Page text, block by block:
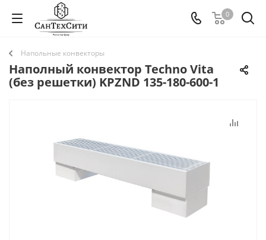
0
Напольные конвекторы
Наполный конвектор Techno Vita
(без решетки) KPZND 135-180-600-1